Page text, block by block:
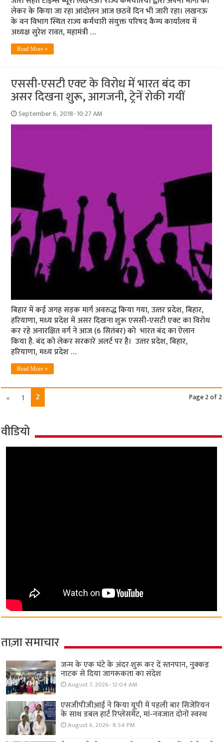
लेकर के किया जा रहा आंदोलन आज छठवें दिन भी जारी रहा। लखनऊ
के वन विभाग स्थित राज्य कर्मचारी संयुक्त परिषद कैम्प कार्यालय में
अध्यक्ष सुरेश रावत, महामंत्री …
Read More »
एससी-एसटी एक्‍ट के विरोध में भारत बंद का
असर दिखना शुरू, आगजनी, ट्रेनें रोकी गयीं
September 6, 2018- 10:27 AM
बिहार में कई जगह सड़क मार्ग अवरुद्ध किया गया, उत्‍तर प्रदेश, बिहार,
हरियाणा, मध्‍य प्रदेश में असर दिखना शुरू एससी-एसटी एक्ट का विरोध
कर रहे अनारक्षित वर्ग ने आज (6 सितंबर) को भारत बंद का ऐलान
किया है. बंद को लेकर सरकारें अलर्ट पर है। उत्‍तर प्रदेश, बिहार,
हरियाणा, मध्‍य प्रदेश …
Read More »
Page 2 of 2
« 1 2
वीडियो
ताज़ा समाचार
जन्म के एक घंटे के अंदर शुरू कर दें स्तनपान, नुक्कड़
नाटक से दिया जागरूकता का संदेश
August 7, 2026- 12:04 AM
एसजीपीजीआई ने किया यूपी में पहली बार सिजेरियन
के साथ डबल हार्ट रिप्लेसमेंट, मां-नवजात दोनों स्वस्थ
August 6, 2026- 8:54 PM